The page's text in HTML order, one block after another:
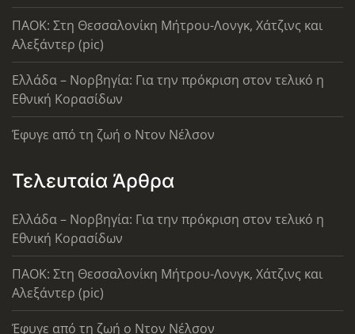
ΠΑΟΚ: Στη Θεσσαλονίκη Μήτρου-Λονγκ, Χάτζινς και
Αλεξάντερ (pic)
Ελλάδα – Νορβηγία: Για την πρόκριση στον τελικό η
Εθνική Κορασίδων
Έφυγε από τη ζωή ο Ντον Νέλσον
Τελευταία Άρθρα
Ελλάδα – Νορβηγία: Για την πρόκριση στον τελικό η
Εθνική Κορασίδων
ΠΑΟΚ: Στη Θεσσαλονίκη Μήτρου-Λονγκ, Χάτζινς και
Αλεξάντερ (pic)
Έφυγε από τη ζωή ο Ντον Νέλσον